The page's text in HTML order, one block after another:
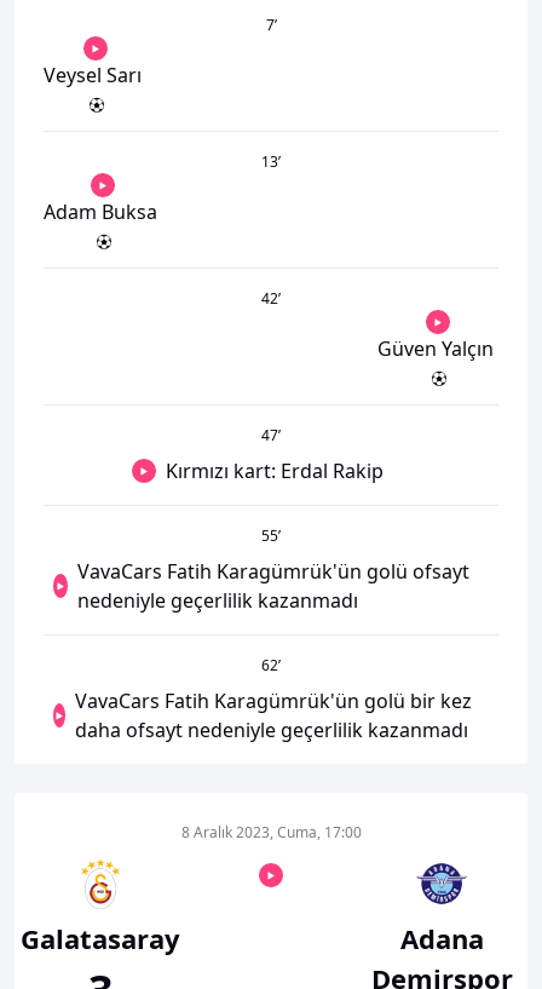
7’
Veysel Sarı
13’
Adam Buksa
42’
Güven Yalçın
47’
Kırmızı kart: Erdal Rakip
55’
VavaCars Fatih Karagümrük'ün golü ofsayt
nedeniyle geçerlilik kazanmadı
62’
VavaCars Fatih Karagümrük'ün golü bir kez
daha ofsayt nedeniyle geçerlilik kazanmadı
Galatasaray
8 Aralık 2023, Cuma, 17:00
Adana
Demirspor